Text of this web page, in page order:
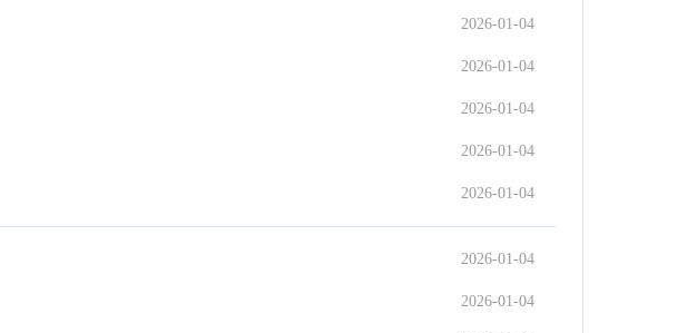
2026-01-04
2026-01-04
2026-01-04
2026-01-04
2026-01-04
2026-01-04
2026-01-04